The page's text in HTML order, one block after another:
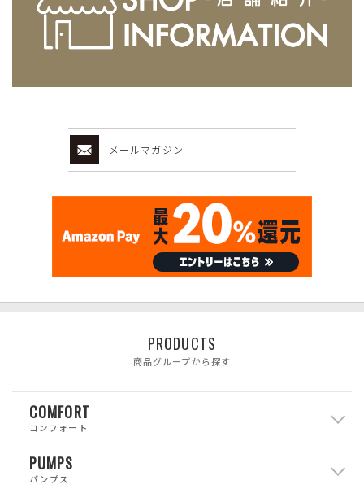
メールマガジン
PRODUCTS
商品グループから探す
COMFORT
コンフォート
PUMPS
パンプス